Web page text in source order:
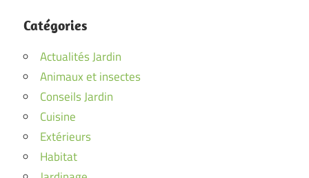
Catégories
Actualités Jardin
Animaux et insectes
Conseils Jardin
Cuisine
Extérieurs
Habitat